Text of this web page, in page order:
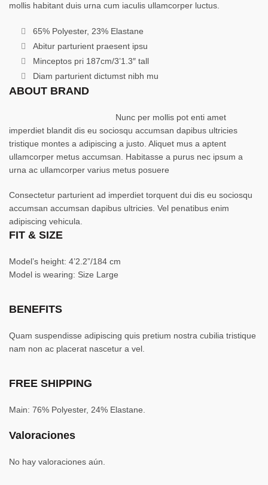
mollis habitant duis urna cum iaculis ullamcorper luctus.
65% Polyester, 23% Elastane
Abitur parturient praesent ipsu
Minceptos pri 187cm/3’1.3″ tall
Diam parturient dictumst nibh mu
ABOUT BRAND
Nunc per mollis pot enti amet
imperdiet blandit dis eu sociosqu accumsan dapibus ultricies
tristique montes a adipiscing a justo. Aliquet mus a aptent
ullamcorper metus accumsan. Habitasse a purus nec ipsum a
urna ac ullamcorper varius metus posuere
Consectetur parturient ad imperdiet torquent dui dis eu sociosqu
accumsan accumsan dapibus ultricies. Vel penatibus enim
adipiscing vehicula.
FIT & SIZE
Model’s height: 4’2.2”/184 cm
Model is wearing: Size Large
BENEFITS
Quam suspendisse adipiscing quis pretium nostra cubilia tristique
nam non ac placerat nascetur a vel.
FREE SHIPPING
Main: 76% Polyester, 24% Elastane.
Valoraciones
No hay valoraciones aún.